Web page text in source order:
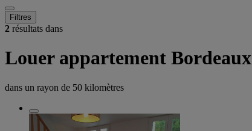
Filtres
2 résultats dans
Louer appartement Bordeaux
dans un rayon de 50 kilomètres